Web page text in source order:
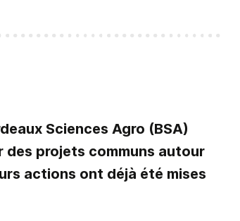
Sciences Agro (BSA)
projets communs autour
actions ont déjà été mises